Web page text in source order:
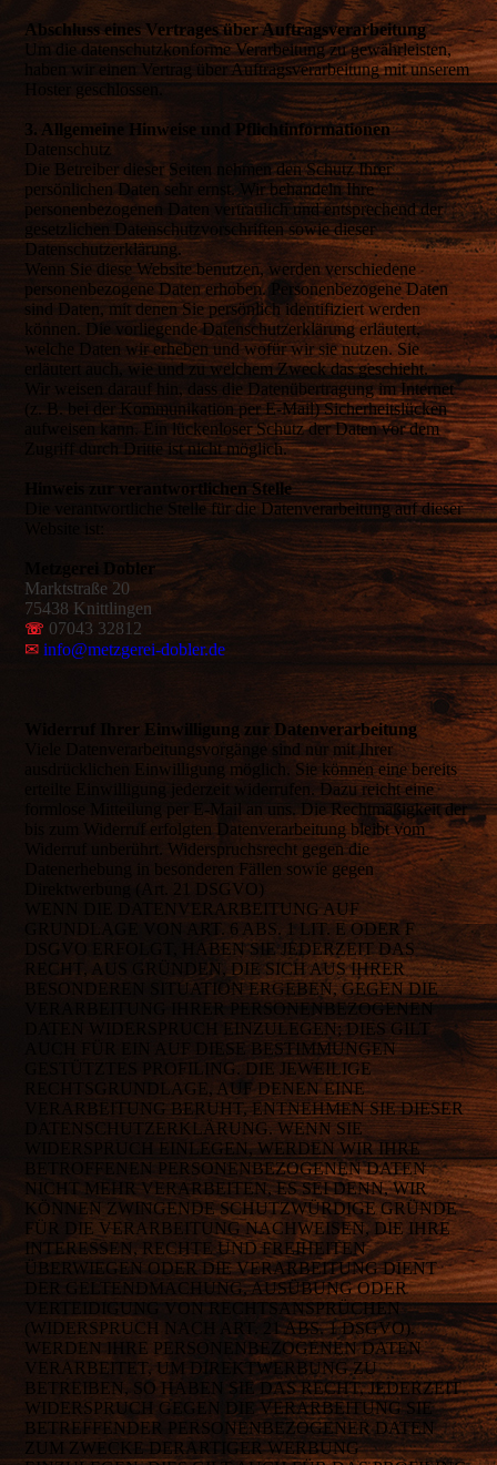
Abschluss eines Vertrages über Auftragsverarbeitung
Um die datenschutzkonforme Verarbeitung zu gewährleisten,
haben wir einen Vertrag über Auftragsverarbeitung mit unserem
Hoster geschlossen.
3. Allgemeine Hinweise und Pflicht­informationen
Datenschutz
Die Betreiber dieser Seiten nehmen den Schutz Ihrer
persönlichen Daten sehr ernst. Wir behandeln Ihre
personenbezogenen Daten vertraulich und entsprechend der
gesetzlichen Datenschutzvorschriften sowie dieser
Datenschutzerklärung.
Wenn Sie diese Website benutzen, werden verschiedene
personenbezogene Daten erhoben. Personenbezogene Daten
sind Daten, mit denen Sie persönlich identifiziert werden
können. Die vorliegende Datenschutzerklärung erläutert,
welche Daten wir erheben und wofür wir sie nutzen. Sie
erläutert auch, wie und zu welchem Zweck das geschieht.
Wir weisen darauf hin, dass die Datenübertragung im Internet
(z. B. bei der Kommunikation per E-Mail) Sicherheitslücken
aufweisen kann. Ein lückenloser Schutz der Daten vor dem
Zugriff durch Dritte ist nicht möglich.
Hinweis zur verantwortlichen Stelle
Die verantwortliche Stelle für die Datenverarbeitung auf dieser
Website ist:
Metzgerei Dobler
Marktstraße 20
75438 Knittlingen
☏ 07043 32812
✉ info@metzgerei-dobler.de
Widerruf Ihrer Einwilligung zur Datenverarbeitung
Viele Datenverarbeitungsvorgänge sind nur mit Ihrer
ausdrücklichen Einwilligung möglich. Sie können eine bereits
erteilte Einwilligung jederzeit widerrufen. Dazu reicht eine
formlose Mitteilung per E-Mail an uns. Die Rechtmäßigkeit der
bis zum Widerruf erfolgten Datenverarbeitung bleibt vom
Widerruf unberührt. Widerspruchsrecht gegen die
Datenerhebung in besonderen Fällen sowie gegen
Direktwerbung (Art. 21 DSGVO)
WENN DIE DATENVERARBEITUNG AUF
GRUNDLAGE VON ART. 6 ABS. 1 LIT. E ODER F
DSGVO ERFOLGT, HABEN SIE JEDERZEIT DAS
RECHT, AUS GRÜNDEN, DIE SICH AUS IHRER
BESONDEREN SITUATION ERGEBEN, GEGEN DIE
VERARBEITUNG IHRER PERSONENBEZOGENEN
DATEN WIDERSPRUCH EINZULEGEN; DIES GILT
AUCH FÜR EIN AUF DIESE BESTIMMUNGEN
GESTÜTZTES PROFILING. DIE JEWEILIGE
RECHTSGRUNDLAGE, AUF DENEN EINE
VERARBEITUNG BERUHT, ENTNEHMEN SIE DIESER
DATENSCHUTZERKLÄRUNG. WENN SIE
WIDERSPRUCH EINLEGEN, WERDEN WIR IHRE
BETROFFENEN PERSONENBEZOGENEN DATEN
NICHT MEHR VERARBEITEN, ES SEI DENN, WIR
KÖNNEN ZWINGENDE SCHUTZWÜRDIGE GRÜNDE
FÜR DIE VERARBEITUNG NACHWEISEN, DIE IHRE
INTERESSEN, RECHTE UND FREIHEITEN
ÜBERWIEGEN ODER DIE VERARBEITUNG DIENT
DER GELTENDMACHUNG, AUSÜBUNG ODER
VERTEIDIGUNG VON RECHTSANSPRÜCHEN
(WIDERSPRUCH NACH ART. 21 ABS. 1 DSGVO).
WERDEN IHRE PERSONENBEZOGENEN DATEN
VERARBEITET, UM DIREKTWERBUNG ZU
BETREIBEN, SO HABEN SIE DAS RECHT, JEDERZEIT
WIDERSPRUCH GEGEN DIE VERARBEITUNG SIE
BETREFFENDER PERSONENBEZOGENER DATEN
ZUM ZWECKE DERARTIGER WERBUNG